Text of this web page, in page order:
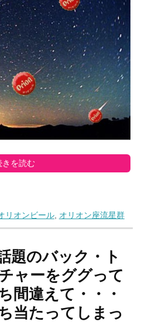
きを読む
リオンビール, オリオン座流星群
題のバック・ト
ャーをググって
間違えて・・・
当たってしまっ